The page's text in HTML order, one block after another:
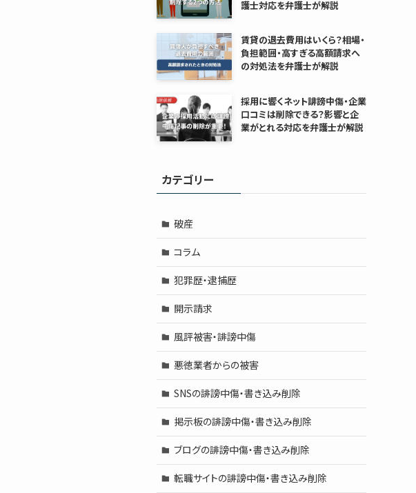
護士対応を弁護士が解説
賃貸の退去費用はいくら？相場・
負担範囲・高すぎる高額請求へ
の対処法を弁護士が解説
採用に響くネット誹謗中傷・企業
口コミは削除できる？影響と企
業がとれる対応を弁護士が解説
カテゴリー
破産
コラム
犯罪歴・逮捕歴
開示請求
風評被害・誹謗中傷
悪徳業者からの被害
SNSの誹謗中傷・書き込み削除
掲示板の誹謗中傷・書き込み削除
ブログの誹謗中傷・書き込み削除
転職サイトの誹謗中傷・書き込み削除